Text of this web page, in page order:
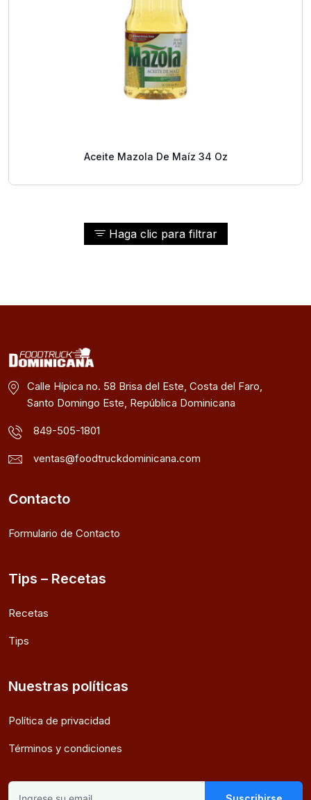
Haga clic para filtrar
Aceite Mazola De Maíz 34 Oz
Calle Hípica no. 58 Brisa del Este, Costa del Faro,
Santo Domingo Este, República Dominicana
849-505-1801
ventas@foodtruckdominicana.com
Contacto
Formulario de Contacto
Tips – Recetas
Recetas
Tips
Nuestras políticas
Política de privacidad
Términos y condiciones